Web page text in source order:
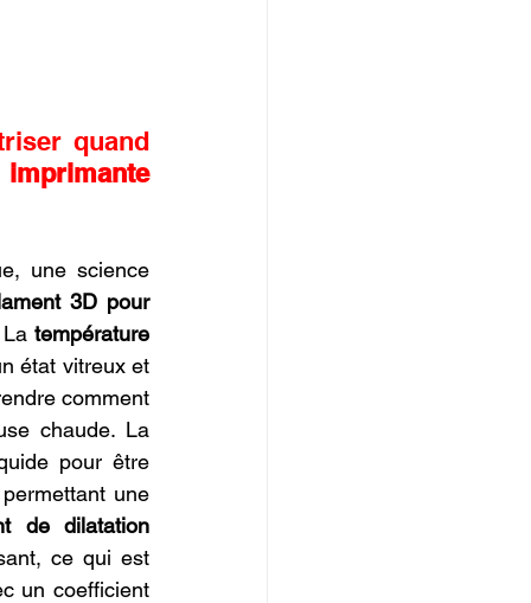
quand
imprimante
une science
3D pour
La température
état vitreux et
comment
pour être
une
de dilatation
ce qui est
un coefficient